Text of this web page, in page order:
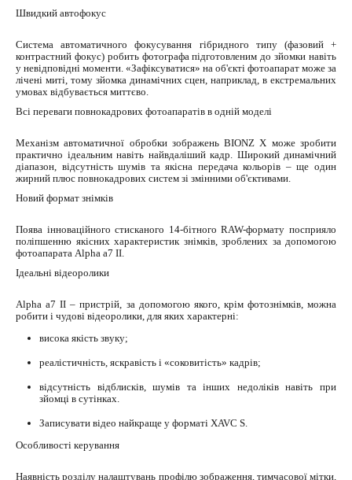
Швидкий автофокус
Система автоматичного фокусування гібридного типу (фазовий +
контрастний фокус) робить фотографа підготовленим до зйомки навіть
у невідповідні моменти. «Зафіксуватися» на об'єкті фотоапарат може за
лічені миті, тому зйомка динамічних сцен, наприклад, в екстремальних
умовах відбувається миттєво.
Всі переваги повнокадрових фотоапаратів в одній моделі
Механізм автоматичної обробки зображень BIONZ X може зробити
практично ідеальним навіть найвдаліший кадр. Широкий динамічний
діапазон, відсутність шумів та якісна передача кольорів – ще один
жирний плюс повнокадрових систем зі змінними об'єктивами.
Новий формат знімків
Поява інноваційного стисканого 14-бітного RAW-формату посприяло
поліпшенню якісних характеристик знімків, зроблених за допомогою
фотоапарата Alpha a7 II.
Ідеальні відеоролики
Alpha a7 II – пристрій, за допомогою якого, крім фотознімків, можна
робити і чудові відеоролики, для яких характерні:
висока якість звуку;
реалістичність, яскравість і «соковитість» кадрів;
відсутність відблисків, шумів та інших недоліків навіть при
зйомці в сутінках.
Записувати відео найкраще у форматі XAVC S.
Особливості керування
Наявність розділу налаштувань профілю зображення, тимчасової мітки,